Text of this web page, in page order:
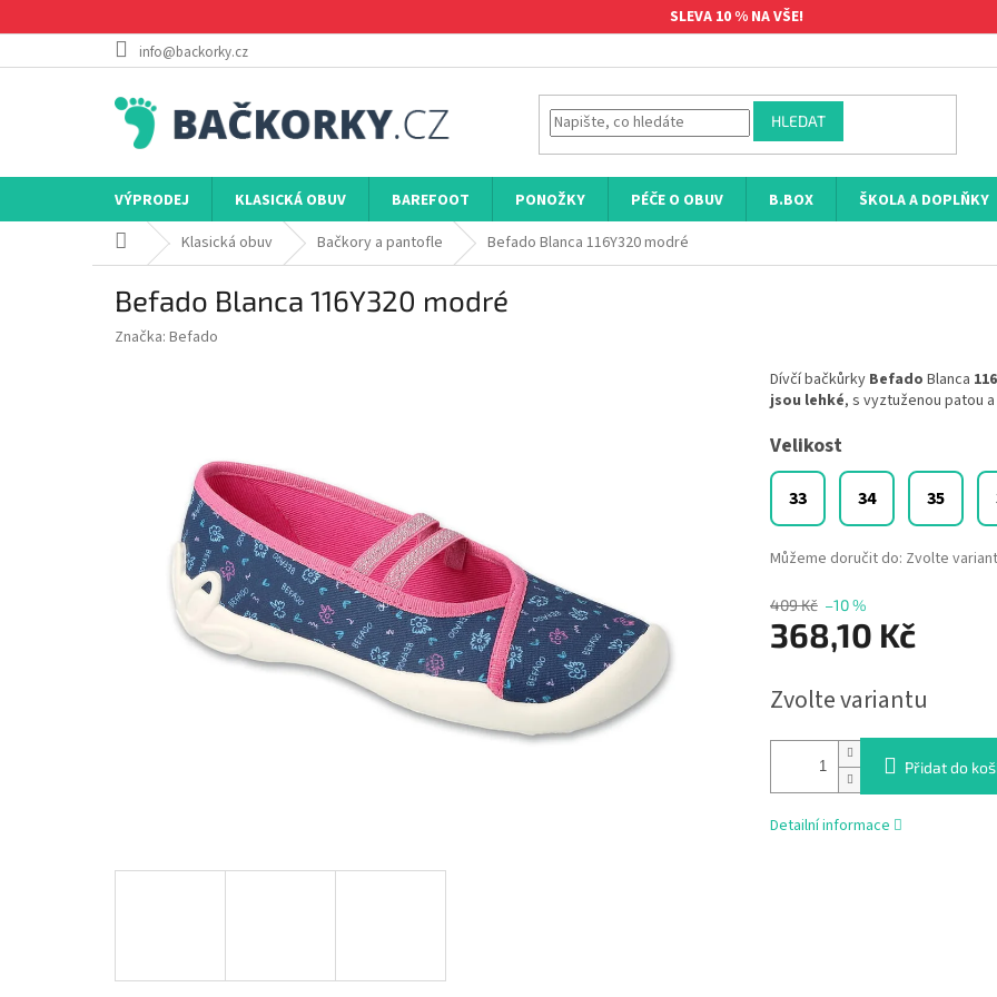
na
SLEVA 10 % NA VŠE!
info@backorky.cz
HLEDAT
VÝPRODEJ KLASICKÁ OBUV BAREFOOT PONOŽKY PÉČE O OBUV B.BOX ŠKOLA A DOPLŇKY
Domů Klasická obuv Bačkory a pantofle Befado Blanca 116Y320 modré
Befado Blanca 116Y320 modré
Značka: Befado
409 Kč –10 %
368,10 Kč
cena:
Zvolte variantu
Velikost
33 34 35
Můžeme doručit do: Zvolte
Přidat do
Dívčí bačkůrky Befado Blanca
jsou lehké, s vyztuženou patou
Detailní informace